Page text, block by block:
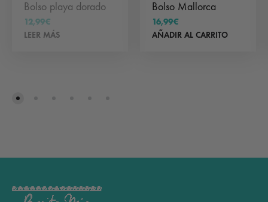
Bolso playa dorado
12,99€
LEER MÁS
Bolso Mallorca
16,99€
AÑADIR AL CARRITO